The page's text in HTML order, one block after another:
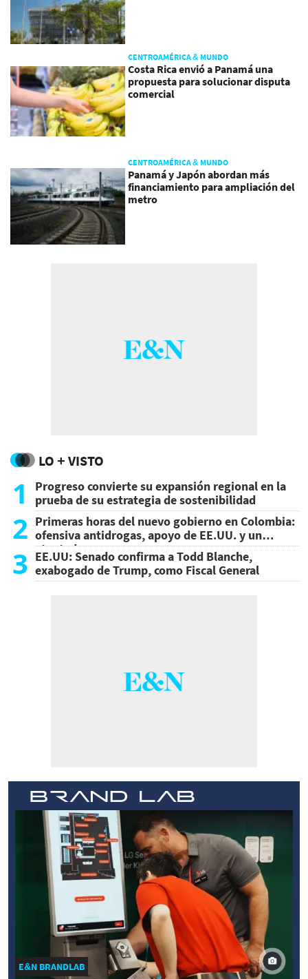
CENTROAMÉRICA & MUNDO
Costa Rica envió a Panamá una
propuesta para solucionar disputa
comercial
CENTROAMÉRICA & MUNDO
Panamá y Japón abordan más
financiamiento para ampliación del
metro
LO + VISTO
1
Progreso convierte su expansión regional en la
prueba de su estrategia de sostenibilidad
2 Primeras horas del nuevo gobierno en Colombia:
ofensiva antidrogas, apoyo de EE.UU. y un
atentado
3 EE.UU: Senado confirma a Todd Blanche,
exabogado de Trump, como Fiscal General
E&N BRANDLAB